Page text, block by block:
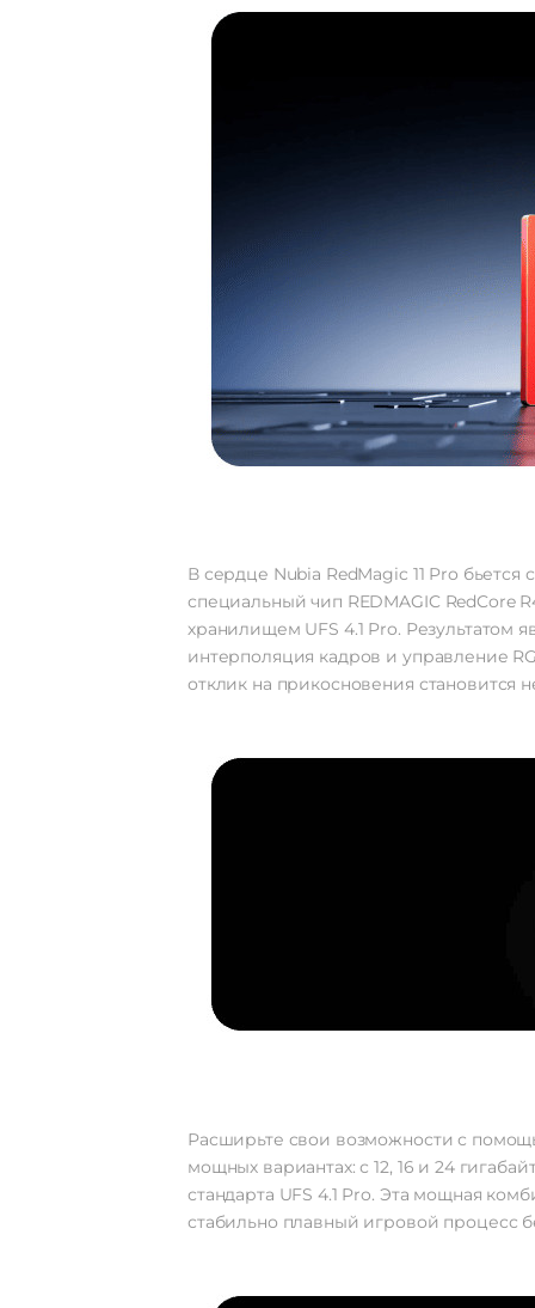
В сердце Nubia RedMagic 11 Pro
специальный чип REDMAGIC RedCore
хранилищем UFS 4.1 Pro. Результатом
интерполяция кадров и управление
отклик на прикосновения становится
Расширьте свои возможности с
мощных вариантах: с 12, 16 и 24
стандарта UFS 4.1 Pro. Эта мощная
стабильно плавный игровой процесс